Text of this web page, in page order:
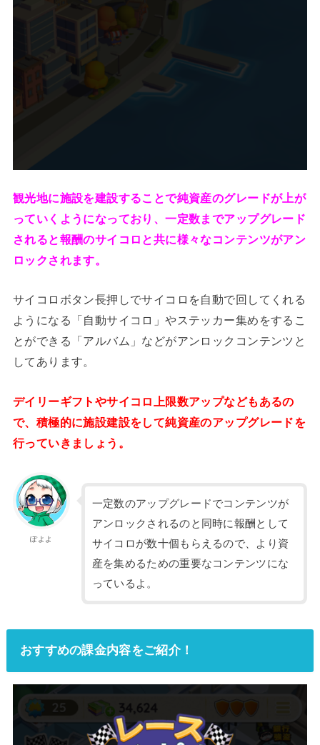
観光地に施設を建設することで純資産のグレードが上が
っていくようになっており、一定数までアップグレード
されると報酬のサイコロと共に様々なコンテンツがアン
ロックされます。
サイコロボタン長押しでサイコロを自動で回してくれる
ようになる「自動サイコロ」やステッカー集めをするこ
とができる「アルバム」などがアンロックコンテンツと
してあります。
デイリーギフトやサイコロ上限数アップなどもあるの
で、積極的に施設建設をして純資産のアップグレードを
行っていきましょう。
ぽよよ
一定数のアップグレードでコンテンツが
アンロックされるのと同時に報酬として
サイコロが数十個もらえるので、より資
産を集めるための重要なコンテンツにな
っているよ。
おすすめの課金内容をご紹介！